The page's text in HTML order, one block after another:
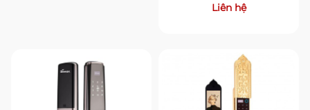
Liên hệ